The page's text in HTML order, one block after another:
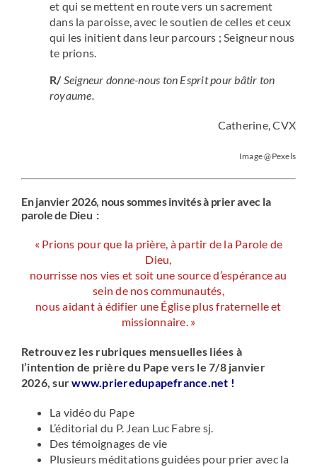
et qui se mettent en route vers un sacrement
dans la paroisse, avec le soutien de celles et ceux
qui les initient dans leur parcours ; Seigneur nous
te prions.
R/Seigneur donne-nous ton Esprit pour bâtir ton
royaume.
Catherine, CVX
Image @Pexels
En janvier 2026, nous sommes invités à prier avec la
parole de Dieu :
« Prions pour que la prière, à partir de la Parole de
Dieu,
nourrisse nos vies et soit une source d’espérance au
sein de nos communautés,
nous aidant à édifier une Église plus fraternelle et
missionnaire. »
Retrouvez les rubriques mensuelles liées à
l’intention de prière du Pape vers le 7/8 janvier
2026, surwww.prieredupapefrance.net !
La vidéo du Pape
L’éditorial du P. Jean Luc Fabre sj.
Des témoignages de vie
Plusieurs méditations guidées pour prier avec la